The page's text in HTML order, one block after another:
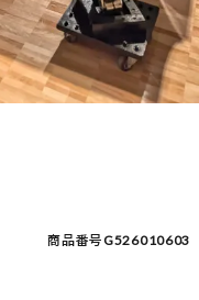
商品番号G526010603